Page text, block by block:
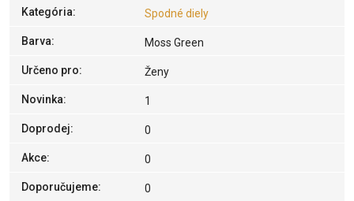
Kategória: Spodné diely
Barva: Moss Green
Určeno pro: Ženy
Novinka: 1
Doprodej: 0
Akce: 0
Doporučujeme: 0